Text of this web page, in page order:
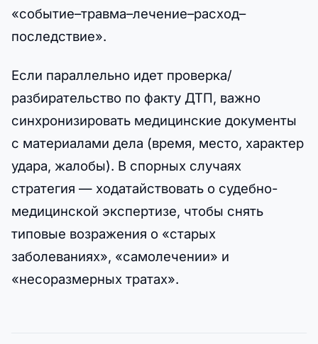
«событие–травма–лечение–расход–
последствие».
Если параллельно идет проверка/
разбирательство по факту ДТП, важно
синхронизировать медицинские документы
с материалами дела (время, место, характер
удара, жалобы). В спорных случаях
стратегия — ходатайствовать о судебно-
медицинской экспертизе, чтобы снять
типовые возражения о «старых
заболеваниях», «самолечении» и
«несоразмерных тратах».